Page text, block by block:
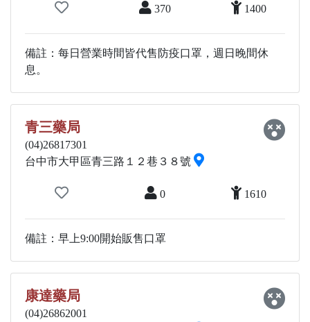
370 1400
備註：每日營業時間皆代售防疫口罩，週日晚間休
息。
青三藥局
(04)26817301
台中市大甲區青三路１２巷３８號
0 1610
備註：早上9:00開始販售口罩
康達藥局
(04)26862001